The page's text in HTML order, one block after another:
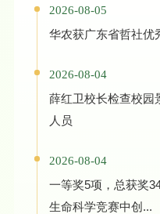
2026-08-05
2026-08-04
薛红卫校长检查校园
人员
2026-08-04
一等奖5项，总获奖
生命科学竞赛中创...